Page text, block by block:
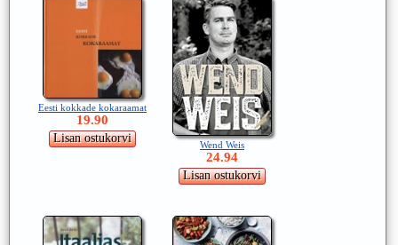
Eesti kokkade kokaraamat
19.90
Wend Weis
24.94